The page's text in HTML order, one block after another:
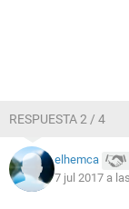
RESPUESTA 2 / 4
elhemca
7 jul 2017 a